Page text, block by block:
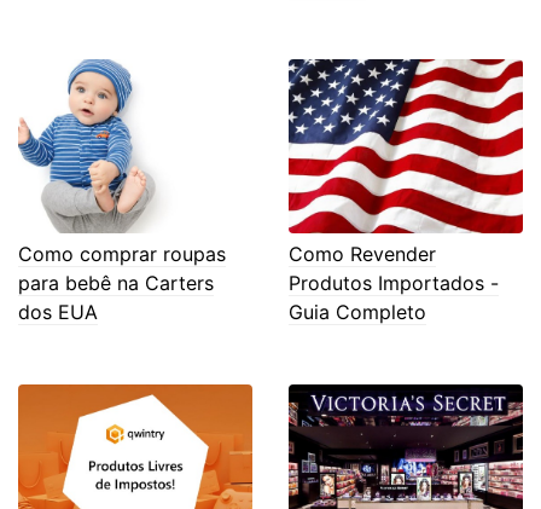
Como comprar roupas
para bebê na Carters
dos EUA
Como Revender
Produtos Importados -
Guia Completo